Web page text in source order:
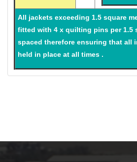
All jackets exceeding 1.5 square
fitted with 4 x quilting pins per 1.5
spaced therefore ensuring that all
held in place at all times .